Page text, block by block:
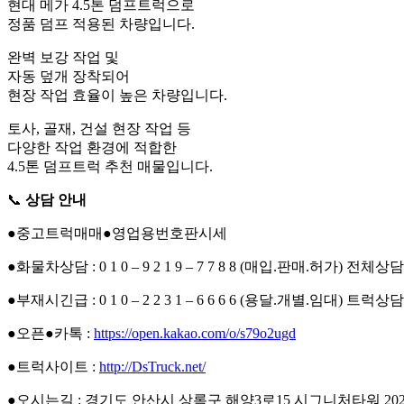
현대 메가 4.5톤 덤프트럭으로
정품 덤프 적용된 차량입니다.
완벽 보강 작업 및
자동 덮개 장착되어
현장 작업 효율이 높은 차량입니다.
토사, 골재, 건설 현장 작업 등
다양한 작업 환경에 적합한
4.5톤 덤프트럭 추천 매물입니다.
📞 상담 안내
●중고트럭매매●영업용번호판시세
●화물차상담 : 0 1 0 – 9 2 1 9 – 7 7 8 8 (매입.판매.허가) 전체상담
●부재시긴급 : 0 1 0 – 2 2 3 1 – 6 6 6 6 (용달.개별.임대) 트럭상담
●오픈●카톡 : https://open.kakao.com/o/s79o2ugd
●트럭사이트 : http://DsTruck.net/
●오시는길 : 경기도 안산시 상록구 해양3로15 시그니처타워